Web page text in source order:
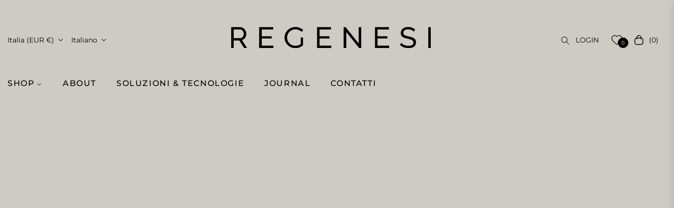
Italia (EUR €) Italiano LOGIN 0 Carrello
(0)
SHOP ABOUT SOLUZIONI & TECNOLOGIE JOURNAL CONTATTI